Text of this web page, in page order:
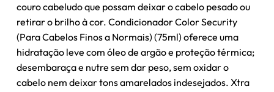
couro cabeludo que possam deixar o cabelo pesado ou
retirar o brilho à cor. Condicionador Color Security
(Para Cabelos Finos a Normais) (75ml) oferece uma
hidratação leve com óleo de argão e proteção térmica;
desembaraça e nutre sem dar peso, sem oxidar o
cabelo nem deixar tons amarelados indesejados. Xtra